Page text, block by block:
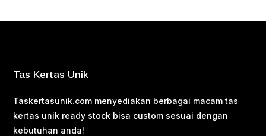
Tas Kertas Unik
Taskertasunik.com menyediakan berbagai macam tas
kertas unik ready stock bisa custom sesuai dengan
kebutuhan anda!